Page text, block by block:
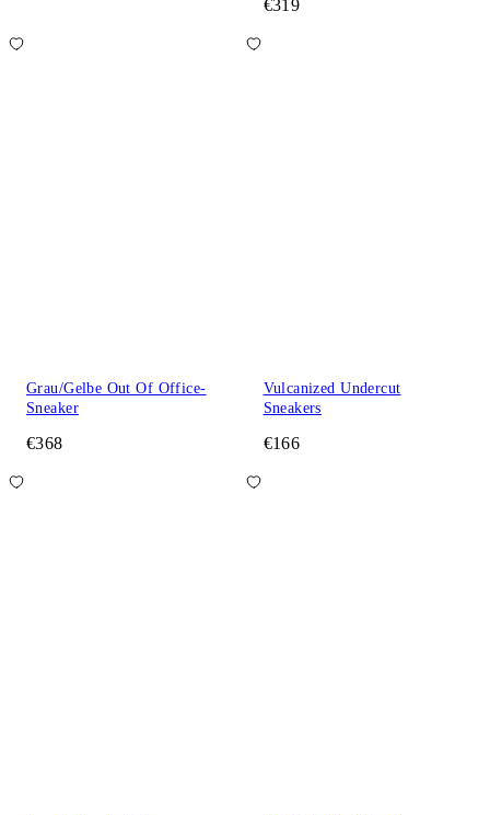
€319
Grau/Gelbe Out Of Office-
Sneaker
€368
Vulcanized Undercut
Sneakers
€166